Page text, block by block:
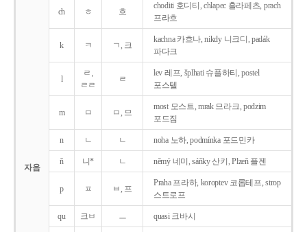
자음
ch ㅎ 흐
choditi 호디티, chlapec 흘라페츠, prach
프라흐
k ㅋ ㄱ, 크
kachna 카흐나, nikdy 니크디, padák
파다크
l
ㄹ,
ㄹㄹ
ㄹ
lev 레프, šplhati 슈플하티, postel
포스텔
m ㅁ ㅁ, 므
most 모스트, mrak 므라크, podzim
포드짐
n ㄴ ㄴ noha 노하, podmínka 포드민카
ň 니* ㄴ němý 네미, sáňky 산키, Plzeň 플젠
p ㅍ ㅂ, 프
Praha 프라하, koroptev 코롭테프, strop
스트로프
qu 크ㅂ ㅡ quasi 크바시